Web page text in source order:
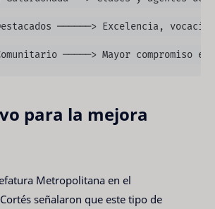
──────> Excelencia,
para la mejora
Metropolitana en el
señalaron que este tipo de